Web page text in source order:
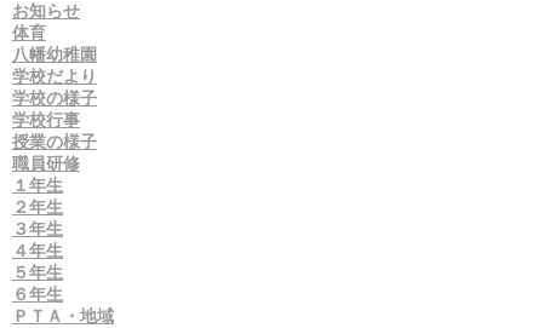
お知らせ
体育
八幡幼稚園
学校だより
学校の様子
学校行事
授業の様子
職員研修
１年生
２年生
３年生
４年生
５年生
６年生
ＰＴＡ・地域